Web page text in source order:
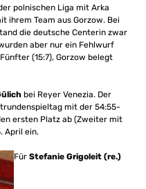
polnischen Liga mit Arka
ihrem Team aus Gorzow. Bei
die deutsche Centerin zwar
aber nur ein Fehlwurf
(15:7), Gorzow belegt
bei Reyer Venezia. Der
mit der 54:55-
ersten Platz ab (Zweiter mit
April ein.
Für Stefanie Grigoleit (re.)